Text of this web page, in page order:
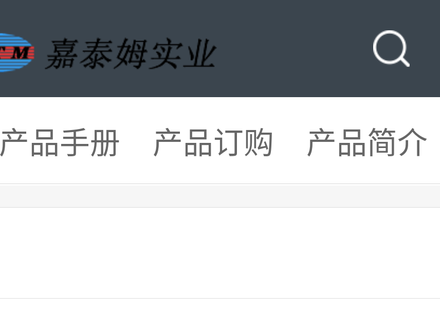
产品手册 产品订购 产品简介